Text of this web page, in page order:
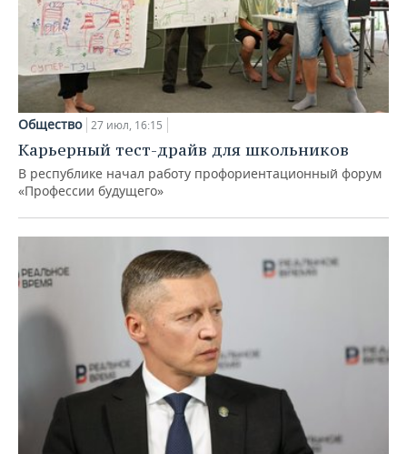
Общество 27 июл, 16:15
Карьерный тест-драйв для школьников
В республике начал работу профориентационный форум
«Профессии будущего»